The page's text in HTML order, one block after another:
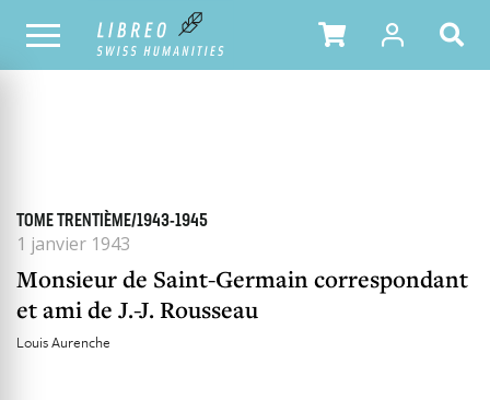
TOUS LES NUMÉROS SOMMAIRE DU NUMÉRO
TOME TRENTIÈME/1943-1945
1 janvier 1943
Monsieur de Saint-Germain correspondant
et ami de J.-J. Rousseau
Louis Aurenche